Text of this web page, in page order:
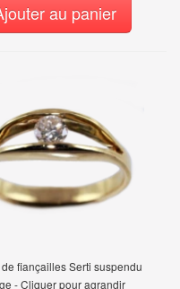
au panier
fiançailles Serti suspendu
- Cliquer pour agrandir